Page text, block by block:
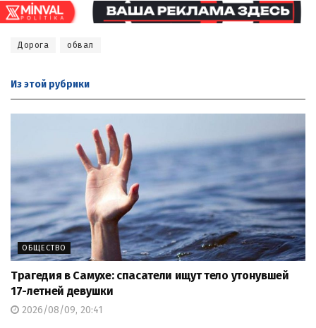
Дорога обвал
Из этой рубрики
ОБЩЕСТВО
Трагедия в Самухе: спасатели ищут тело утонувшей
17-летней девушки
2026/08/09, 20:41